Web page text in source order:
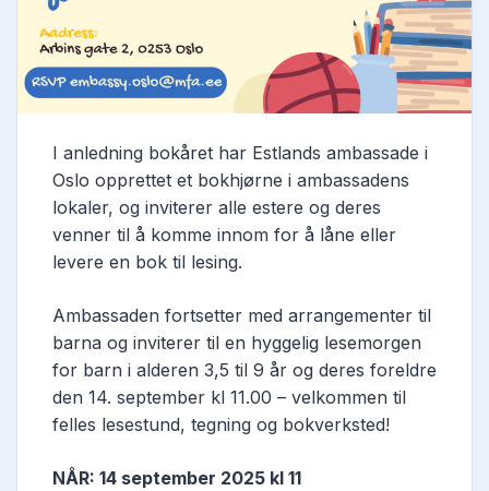
I anledning bokåret har Estlands ambassade i
Oslo opprettet et bokhjørne i ambassadens
lokaler, og inviterer alle estere og deres
venner til å komme innom for å låne eller
levere en bok til lesing.
Ambassaden fortsetter med arrangementer til
barna og inviterer til en hyggelig lesemorgen
for barn i alderen 3,5 til 9 år og deres foreldre
den 14. september kl 11.00 – velkommen til
felles lesestund, tegning og bokverksted!
NÅR: 14 september 2025 kl 11